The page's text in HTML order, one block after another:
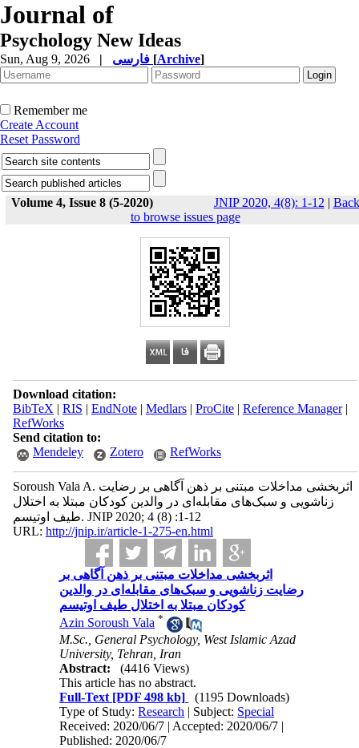
Journal of
Psychology New Ideas
Sun, Aug 9, 2026 | [Archive]
Remember me
Create Account
Reset Password
Volume 4, Issue 8 (5-2020) JNIP 2020, 4(8): 1-12 | Back
to browse issues page
Download citation:
BibTeX | RIS | EndNote| Medlars| ProCite| Reference Manager|
RefWorks
Send citation to:
Mendeley
Zotero RefWorks
Soroush Vala A. اثربخشی مداخلات مبتنی بر ذهن آگاهی بر رضایت
زناشویی و سبک‌های مقابله‌ای در والدین کودکان مبتلا به اختلال
طیف اوتیسم. JNIP 2020; 4 (8) :1-12
URL: http://jnip.ir/article-1-275-en.html
اثربخشی مداخلات مبتنی بر ذهن آگاهی بر
رضایت زناشویی و سبک‌های مقابله‌ای در والدین
کودکان مبتلا به اختلال طیف اوتیسم
Azin Soroush Vala *
M.Sc., General Psychology, West Islamic Azad
University, Tehran, Iran
Abstract:
(4416 Views)
This article has no abstract.
Full-Text [PDF 498 kb]
(1195 Downloads)
Type of Study:Research | Subject: Special
Received: 2020/06/7 | Accepted: 2020/06/7 |
Published: 2020/06/7